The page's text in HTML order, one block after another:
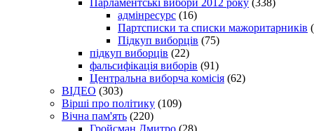
адмінресурс (16)
Партсписки та списки мажоритарників
Підкуп виборців (75)
підкуп виборців (22)
фальсифікація виборів (91)
Центральна виборча комісія (62)
ВІДЕО (303)
Вірші про політику (109)
Вічна пам'ять (220)
Гройсман Дмитро (28)